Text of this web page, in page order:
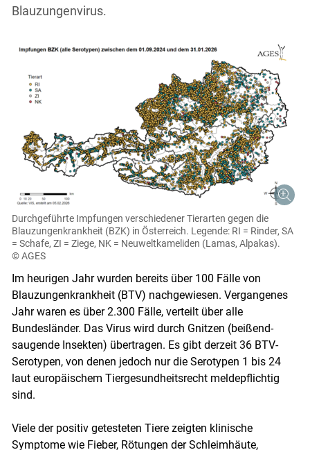
Blauzungenvirus.
Durchgeführte Impfungen verschiedener Tierarten gegen die
Blauzungenkrankheit (BZK) in Österreich. Legende: RI = Rinder, SA
= Schafe, ZI = Ziege, NK = Neuweltkameliden (Lamas, Alpakas).
© AGES
Im heurigen Jahr wurden bereits über 100 Fälle von
Blauzungenkrankheit (BTV) nachgewiesen. Vergangenes
Jahr waren es über 2.300 Fälle, verteilt über alle
Bundesländer. Das Virus wird durch Gnitzen (beißend-
saugende Insekten) übertragen. Es gibt derzeit 36 BTV-
Serotypen, von denen jedoch nur die Serotypen 1 bis 24
laut europäischem Tiergesundheitsrecht meldepflichtig
sind.
Viele der positiv getesteten Tiere zeigten klinische
Symptome wie Fieber, Rötungen der Schleimhäute,